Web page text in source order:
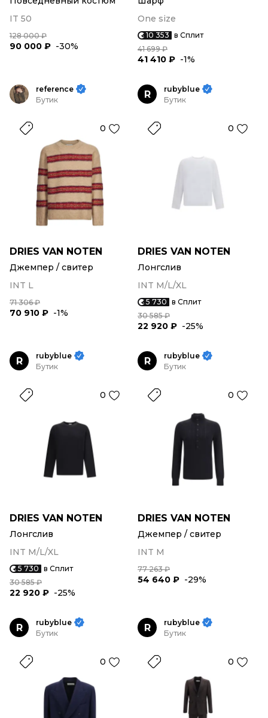
IT 50
128 000 ₽
90 000 ₽ -30%
One size
10 353 в Сплит
41 699 ₽
41 410 ₽ -1%
reference
Бутик
0
DRIES VAN NOTEN
Джемпер / свитер
INT L
71 306 ₽
70 910 ₽ -1%
R
rubyblue
Бутик
0
DRIES VAN NOTEN
Лонгслив
INT M/L/XL
5 730 в Сплит
30 585 ₽
22 920 ₽ -25%
R
rubyblue
Бутик
0
DRIES VAN NOTEN
Лонгслив
INT M/L/XL
5 730 в Сплит
30 585 ₽
22 920 ₽ -25%
R
rubyblue
Бутик
0
DRIES VAN NOTEN
Джемпер / свитер
INT M
77 263 ₽
54 640 ₽ -29%
R
rubyblue
Бутик
0
R
rubyblue
Бутик
0